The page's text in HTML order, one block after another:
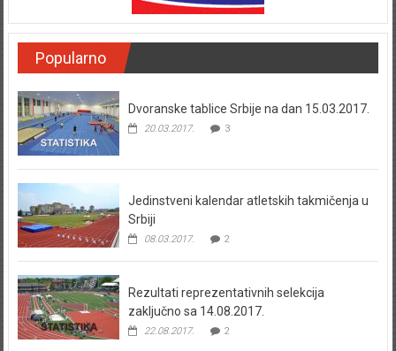
Popularno
Dvoranske tablice Srbije na dan 15.03.2017.
20.03.2017. 3
Jedinstveni kalendar atletskih takmičenja u
Srbiji
08.03.2017. 2
Rezultati reprezentativnih selekcija
zaključno sa 14.08.2017.
22.08.2017. 2